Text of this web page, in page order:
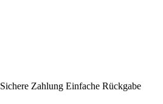
Sichere Zahlung Einfache Rückgabe